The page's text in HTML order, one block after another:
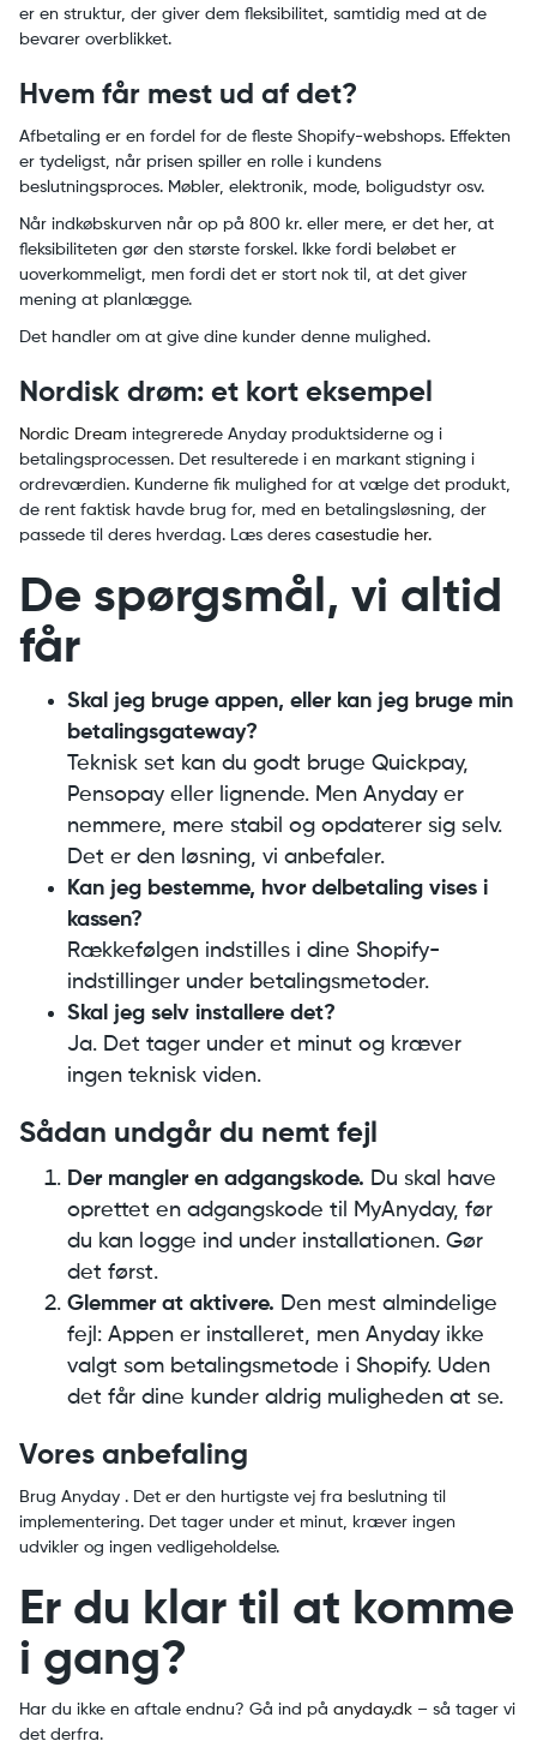
er en struktur, der giver dem fleksibilitet, samtidig med at de
bevarer overblikket.
Hvem får mest ud af det?
Afbetaling er en fordel for de fleste Shopify-webshops. Effekten
er tydeligst, når prisen spiller en rolle i kundens
beslutningsproces. Møbler, elektronik, mode, boligudstyr osv.
Når indkøbskurven når op på 800 kr. eller mere, er det her, at
fleksibiliteten gør den største forskel. Ikke fordi beløbet er
uoverkommeligt, men fordi det er stort nok til, at det giver
mening at planlægge.
Det handler om at give dine kunder denne mulighed.
Nordisk drøm: et kort eksempel
Nordic Dream integrerede Anyday produktsiderne og i
betalingsprocessen. Det resulterede i en markant stigning i
ordreværdien. Kunderne fik mulighed for at vælge det produkt,
de rent faktisk havde brug for, med en betalingsløsning, der
passede til deres hverdag. Læs deres casestudie her.
De spørgsmål, vi altid
får
Skal jeg bruge appen, eller kan jeg bruge min
betalingsgateway?
Teknisk set kan du godt bruge Quickpay,
Pensopay eller lignende. Men Anyday er
nemmere, mere stabil og opdaterer sig selv.
Det er den løsning, vi anbefaler.
Kan jeg bestemme, hvor delbetaling vises i
kassen?
Rækkefølgen indstilles i dine Shopify-
indstillinger under betalingsmetoder.
Skal jeg selv installere det?
Ja. Det tager under et minut og kræver
ingen teknisk viden.
Sådan undgår du nemt fejl
Der mangler en adgangskode. Du skal have
oprettet en adgangskode til MyAnyday, før
du kan logge ind under installationen. Gør
det først.
Glemmer at aktivere. Den mest almindelige
fejl: Appen er installeret, men Anyday ikke
valgt som betalingsmetode i Shopify. Uden
det får dine kunder aldrig muligheden at se.
Vores anbefaling
Brug Anyday . Det er den hurtigste vej fra beslutning til
implementering. Det tager under et minut, kræver ingen
udvikler og ingen vedligeholdelse.
Er du klar til at komme
i gang?
Har du ikke en aftale endnu? Gå ind på anyday.dk – så tager vi
det derfra.